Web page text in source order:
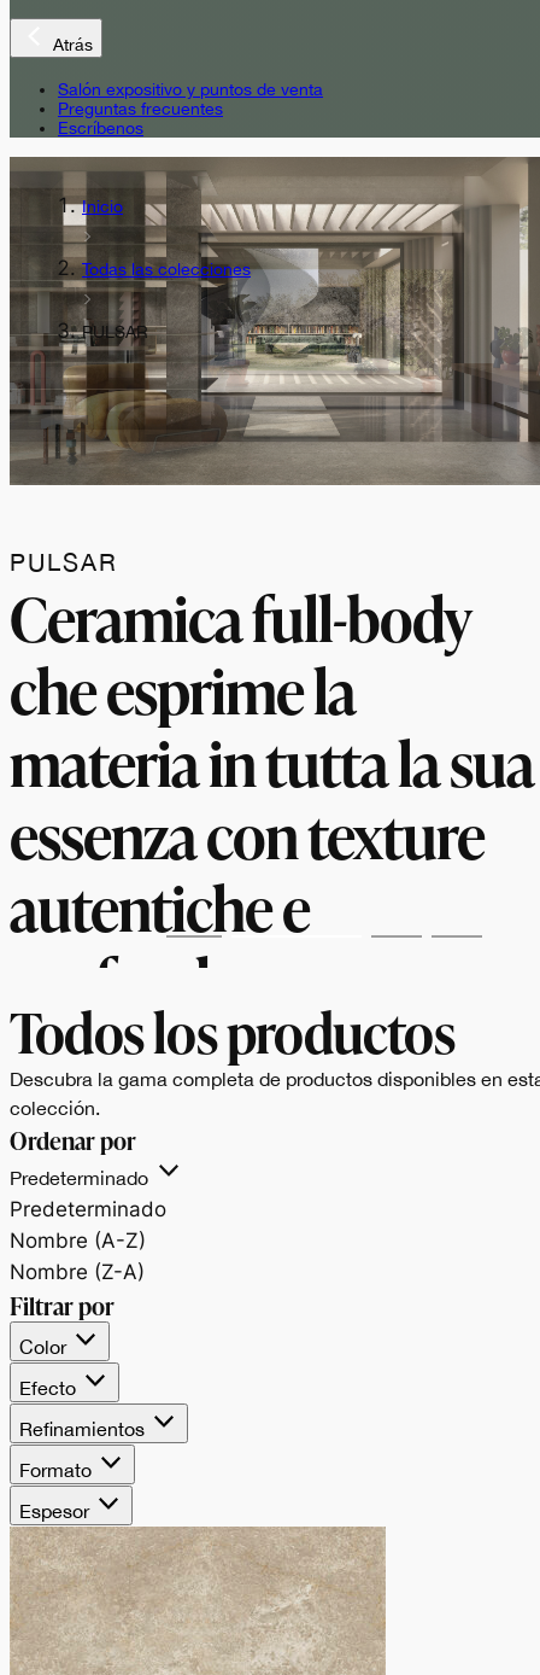
Atrás
Salón expositivo y puntos de venta
Preguntas frecuentes
Escríbenos
Inicio
Todas las colecciones
PULSAR
PULSAR
Ceramica full-body
che esprime la
materia in tutta la sua
essenza con texture
autentiche e
profonde.
Todos los productos
Descubra la gama completa de productos disponibles en
colección.
Ordenar por
Predeterminado
Predeterminado
Nombre (A-Z)
Nombre (Z-A)
Filtrar por
Color
Efecto
Refinamientos
Formato
Espesor